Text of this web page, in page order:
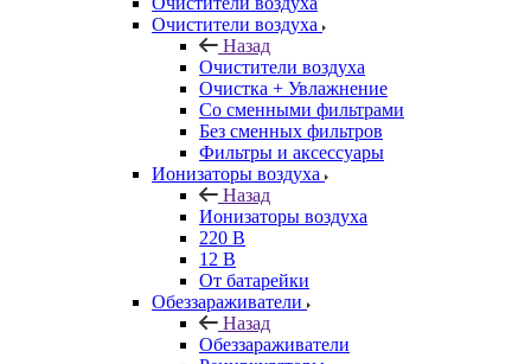
Очистители воздуха
Назад
Очистители воздуха
Очистка + Увлажнение
Cо сменными фильтрами
Без сменных фильтров
Фильтры и аксессуары
Ионизаторы воздуха
Назад
Ионизаторы воздуха
220 В
12 В
От батарейки
Обеззараживатели
Назад
Обеззараживатели